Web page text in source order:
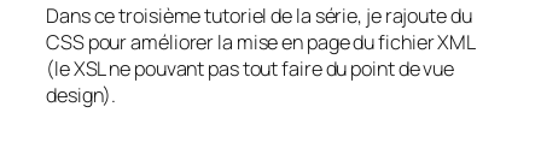
Dans ce troisième tutoriel de la série, je rajoute du
CSS pour améliorer la mise en page du fichier XML
(le XSL ne pouvant pas tout faire du point de vue
design).